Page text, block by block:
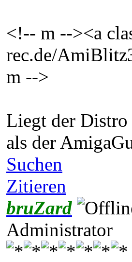
<!-- m --><a
rec.de/
m -->
Liegt der
als der
Suchen
Zitieren
bruZard
Administrator